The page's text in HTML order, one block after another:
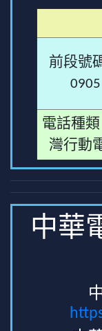
前段號
0905
電話種
灣行動
中華